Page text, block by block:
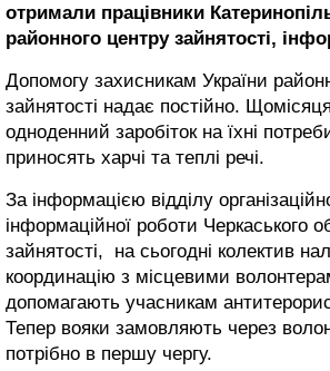
отримали працівники
районного центру зайнятості,
Допомогу захисникам України
зайнятості надає постійно.
одноденний заробіток на їхні
приносять харчі та теплі речі.
За інформацією відділу
інформаційної роботи Черкаського
зайнятості, на сьогодні колектив
координацію з місцевими
допомагають учасникам
Тепер вояки замовляють через
потрібно в першу чергу.